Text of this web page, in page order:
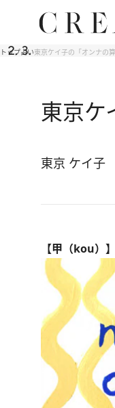
トップ占い東京ケイ子の「オンナの
東京ケ
東京 ケイ子
【甲（kou）